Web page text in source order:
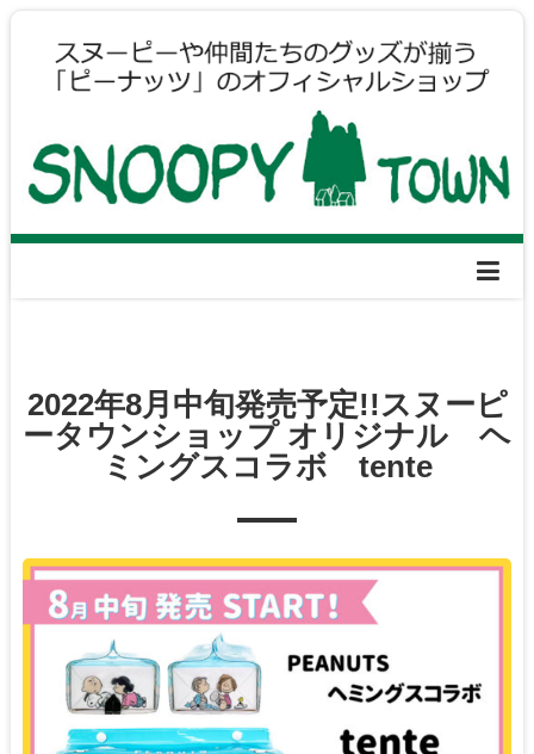
2022年8月中旬発売予定!!スヌーピ
ータウンショップ オリジナル ヘ
ミングスコラボ tente